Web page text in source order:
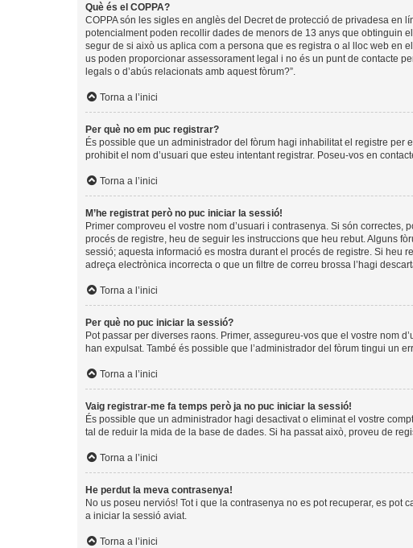
Què és el COPPA?
COPPA són les sigles en anglès del Decret de protecció de privadesa en
potencialment poden recollir dades de menors de 13 anys que obtinguin
segur de si això us aplica com a persona que es registra o al lloc web en
us poden proporcionar assessorament legal i no és un punt de contacte
legals o d’abús relacionats amb aquest fòrum?”.
Torna a l’inici
Per què no em puc registrar?
És possible que un administrador del fòrum hagi inhabilitat el registre per
prohibit el nom d’usuari que esteu intentant registrar. Poseu-vos en
Torna a l’inici
M’he registrat però no puc iniciar la sessió!
Primer comproveu el vostre nom d’usuari i contrasenya. Si són
procés de registre, heu de seguir les instruccions que heu rebut. Alguns
sessió; aquesta informació es mostra durant el procés de registre. Si heu
adreça electrònica incorrecta o que un filtre de correu brossa l’hagi
Torna a l’inici
Per què no puc iniciar la sessió?
Pot passar per diverses raons. Primer, assegureu-vos que el vostre nom
han expulsat. També és possible que l’administrador del fòrum tingui un
Torna a l’inici
Vaig registrar-me fa temps però ja no puc iniciar la sessió!
És possible que un administrador hagi desactivat o eliminat el vostre
tal de reduir la mida de la base de dades. Si ha passat això, proveu de
Torna a l’inici
He perdut la meva contrasenya!
No us poseu nerviós! Tot i que la contrasenya no es pot recuperar, es pot
a iniciar la sessió aviat.
Torna a l’inici